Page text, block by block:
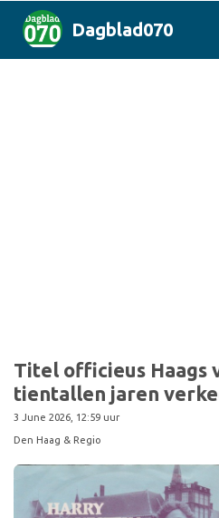
Dagblad070
Titel officieus Haags
tientallen jaren
3 June 2026, 12:59 uur
Den Haag & Regio